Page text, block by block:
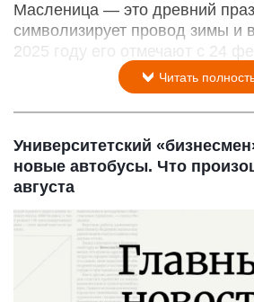
Масленица — это древний
символизирует провод зимы и
2025 году его отмечают с 24
Читать
Университетский
новые автобусы. Что
августа